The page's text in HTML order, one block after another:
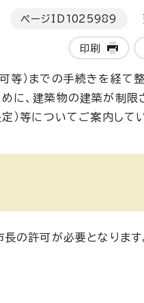
ページID 1025989
印刷
）までの手続きを経て
に、建築物の建築が制限
）等についてご案内してい
の許可が必要となります